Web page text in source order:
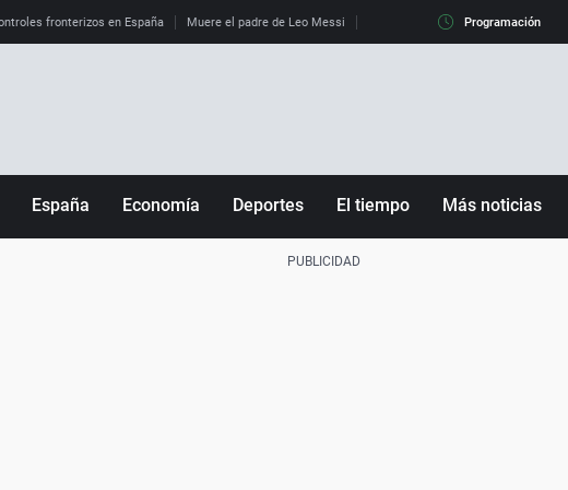
fronterizos en España Muere el padre de Leo Messi La diferencia entre observar el
Programación
España Economía Deportes El tiempo Más noticias